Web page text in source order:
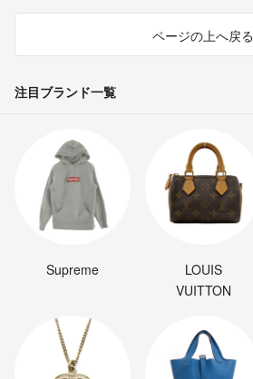
ページの上へ戻る
注目ブランド一覧
Supreme
LOUIS
VUITTON